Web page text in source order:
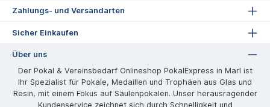
Zahlungs- und Versandarten
Sicher Einkaufen
Über uns
Der Pokal & Vereinsbedarf Onlineshop PokalExpress in Marl ist
Ihr Spezialist für Pokale, Medaillen und Trophäen aus Glas und
Resin, mit einem Fokus auf Säulenpokalen. Unser herausragender
Kundenservice zeichnet sich durch Schnelligkeit und